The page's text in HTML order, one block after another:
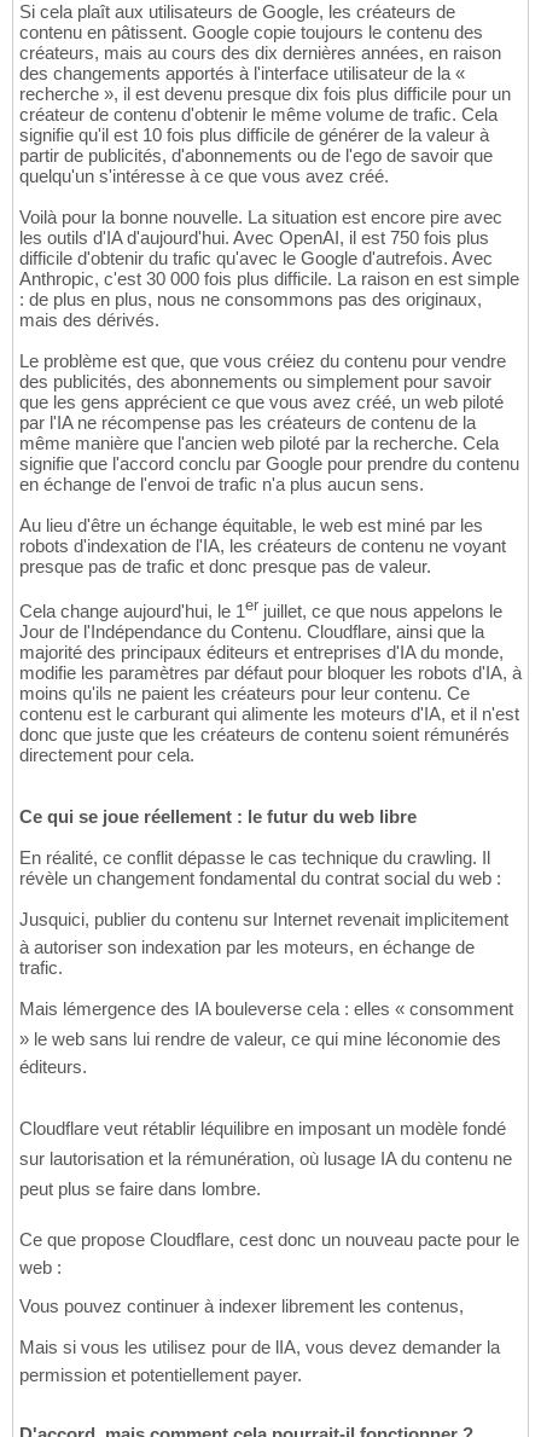
Si cela plaît aux utilisateurs de Google, les créateurs de
contenu en pâtissent. Google copie toujours le contenu des
créateurs, mais au cours des dix dernières années, en raison
des changements apportés à l'interface utilisateur de la «
recherche », il est devenu presque dix fois plus difficile pour un
créateur de contenu d'obtenir le même volume de trafic. Cela
signifie qu'il est 10 fois plus difficile de générer de la valeur à
partir de publicités, d'abonnements ou de l'ego de savoir que
quelqu'un s'intéresse à ce que vous avez créé.
Voilà pour la bonne nouvelle. La situation est encore pire avec
les outils d'IA d'aujourd'hui. Avec OpenAI, il est 750 fois plus
difficile d'obtenir du trafic qu'avec le Google d'autrefois. Avec
Anthropic, c'est 30 000 fois plus difficile. La raison en est simple
: de plus en plus, nous ne consommons pas des originaux,
mais des dérivés.
Le problème est que, que vous créiez du contenu pour vendre
des publicités, des abonnements ou simplement pour savoir
que les gens apprécient ce que vous avez créé, un web piloté
par l'IA ne récompense pas les créateurs de contenu de la
même manière que l'ancien web piloté par la recherche. Cela
signifie que l'accord conclu par Google pour prendre du contenu
en échange de l'envoi de trafic n'a plus aucun sens.
Au lieu d'être un échange équitable, le web est miné par les
robots d'indexation de l'IA, les créateurs de contenu ne voyant
presque pas de trafic et donc presque pas de valeur.
Cela change aujourd'hui, le 1er juillet, ce que nous appelons le
Jour de l'Indépendance du Contenu. Cloudflare, ainsi que la
majorité des principaux éditeurs et entreprises d'IA du monde,
modifie les paramètres par défaut pour bloquer les robots d'IA, à
moins qu'ils ne paient les créateurs pour leur contenu. Ce
contenu est le carburant qui alimente les moteurs d'IA, et il n'est
donc que juste que les créateurs de contenu soient rémunérés
directement pour cela.
Ce qui se joue réellement : le futur du web libre
En réalité, ce conflit dépasse le cas technique du crawling. Il
révèle un changement fondamental du contrat social du web :
Jusquici, publier du contenu sur Internet revenait implicitement
à autoriser son indexation par les moteurs, en échange de
trafic.
Mais lémergence des IA bouleverse cela : elles « consomment
» le web sans lui rendre de valeur, ce qui mine léconomie des
éditeurs.
Cloudflare veut rétablir léquilibre en imposant un modèle fondé
sur lautorisation et la rémunération, où lusage IA du contenu ne
peut plus se faire dans lombre.
Ce que propose Cloudflare, cest donc un nouveau pacte pour le
web :
Vous pouvez continuer à indexer librement les contenus,
Mais si vous les utilisez pour de lIA, vous devez demander la
permission et potentiellement payer.